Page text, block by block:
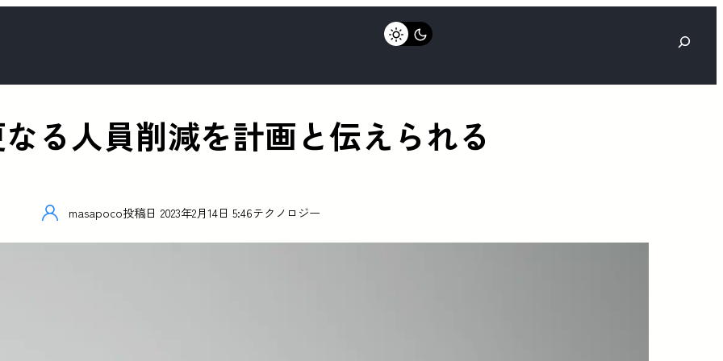
検
る人員削減を計画と伝えられる
masapoco投稿日 2023年2月14日 5:46テクノロジー